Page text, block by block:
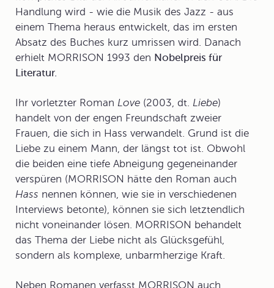
Handlung wird - wie die Musik des Jazz - aus
einem Thema heraus entwickelt, das im ersten
Absatz des Buches kurz umrissen wird. Danach
erhielt MORRISON 1993 den Nobelpreis für
Literatur.
Ihr vorletzter Roman Love (2003, dt. Liebe)
handelt von der engen Freundschaft zweier
Frauen, die sich in Hass verwandelt. Grund ist die
Liebe zu einem Mann, der längst tot ist. Obwohl
die beiden eine tiefe Abneigung gegeneinander
verspüren (MORRISON hätte den Roman auch
Hass nennen können, wie sie in verschiedenen
Interviews betonte), können sie sich letztendlich
nicht voneinander lösen. MORRISON behandelt
das Thema der Liebe nicht als Glücksgefühl,
sondern als komplexe, unbarmherzige Kraft.
Neben Romanen verfasst MORRISON auch